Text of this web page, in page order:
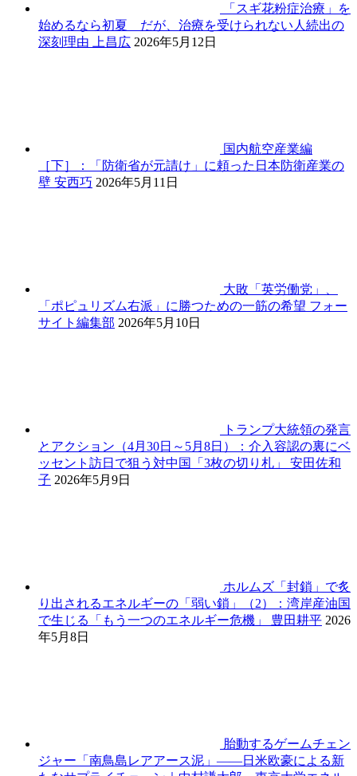
「スギ花粉症治療」を
始めるなら初夏 だが、治療を受けられない人続出の
深刻理由
上昌広 2026年5月12日
国内航空産業編
［下］：「防衛省が元請け」に頼った日本防衛産業の
壁 安西巧 2026年5月11日
大敗「英労働党」、
「ポピュリズム右派」に勝つための一筋の希望 フォー
サイト編集部 2026年5月10日
トランプ大統領の発言
とアクション（4月30日～5月8日）：介入容認の裏にベ
ッセント訪日で狙う対中国「3枚の切り札」
安田佐和
子 2026年5月9日
ホルムズ「封鎖」で炙
り出されるエネルギーの「弱い鎖」（2）：湾岸産油国
で生じる「もう一つのエネルギー危機」
豊田耕平 2026
年5月8日
胎動するゲームチェン
ジャー「南鳥島レアアース泥」――日米欧豪による新